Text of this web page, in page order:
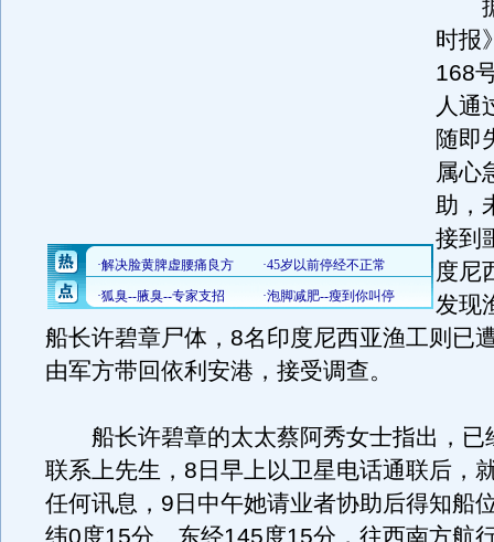
据
时报
168
人通
随即
属心
助，
接到
度尼
发现
船长许碧章尸体，8名印度尼西亚渔工则已
由军方带回依利安港，接受调查。
船长许碧章的太太蔡阿秀女士指出，已
联系上先生，8日早上以卫星电话通联后，
任何讯息，9日中午她请业者协助后得知船
纬0度15分、东经145度15分，往西南方航